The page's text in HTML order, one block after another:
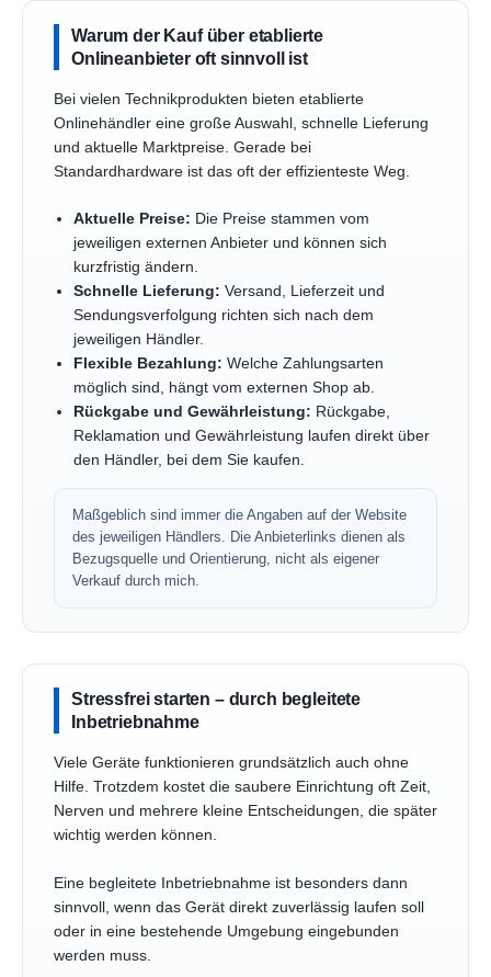
Warum der Kauf über etablierte
Onlineanbieter oft sinnvoll ist
Bei vielen Technikprodukten bieten etablierte
Onlinehändler eine große Auswahl, schnelle Lieferung
und aktuelle Marktpreise. Gerade bei
Standardhardware ist das oft der effizienteste Weg.
Aktuelle Preise: Die Preise stammen vom
jeweiligen externen Anbieter und können sich
kurzfristig ändern.
Schnelle Lieferung: Versand, Lieferzeit und
Sendungsverfolgung richten sich nach dem
jeweiligen Händler.
Flexible Bezahlung: Welche Zahlungsarten
möglich sind, hängt vom externen Shop ab.
Rückgabe und Gewährleistung: Rückgabe,
Reklamation und Gewährleistung laufen direkt über
den Händler, bei dem Sie kaufen.
Maßgeblich sind immer die Angaben auf der Website
des jeweiligen Händlers. Die Anbieterlinks dienen als
Bezugsquelle und Orientierung, nicht als eigener
Verkauf durch mich.
Stressfrei starten – durch begleitete
Inbetriebnahme
Viele Geräte funktionieren grundsätzlich auch ohne
Hilfe. Trotzdem kostet die saubere Einrichtung oft Zeit,
Nerven und mehrere kleine Entscheidungen, die später
wichtig werden können.
Eine begleitete Inbetriebnahme ist besonders dann
sinnvoll, wenn das Gerät direkt zuverlässig laufen soll
oder in eine bestehende Umgebung eingebunden
werden muss.